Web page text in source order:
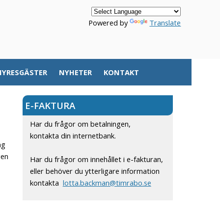
Powered by Translate
NYHETER KONTAKT
E-FAKTURA
Har du frågor om betalningen,
kontakta din internetbank.
Har du frågor om innehållet i e-fakturan,
eller behöver du ytterligare information
kontakta lotta.backman@timrabo.se